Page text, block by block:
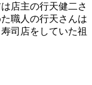
店主の行天健二さ
職人の行天さんは
司店をしていた祖